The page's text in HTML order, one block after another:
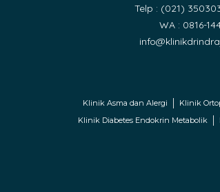
Telp : (021)
WA : 0816-
Klinik Asma dan Alergi Klinik
Klinik Diabetes Endokrin Metabolik